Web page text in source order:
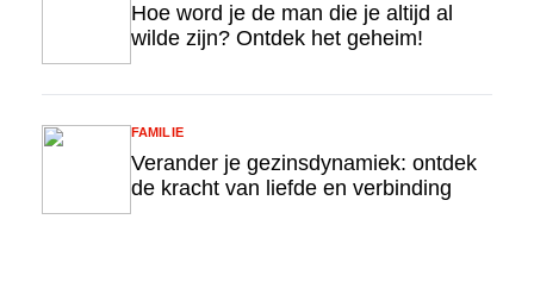
Hoe word je de man die je altijd al
wilde zijn? Ontdek het geheim!
Verander je gezinsdynamiek: ontdek
de kracht van liefde en verbinding
FAMILIE